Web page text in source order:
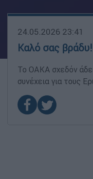
24.05.2026 23:41
Καλό σας βράδυ!
Το ΟΑΚΑ σχεδόν
συνέχεια για τους